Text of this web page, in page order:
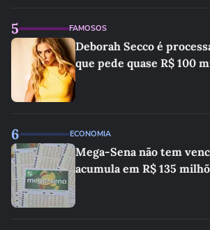
5 FAMOSOS
Deborah Secco é
que pede quase R$ 100
6 ECONOMIA
Mega-Sena não tem
acumula em R$ 135